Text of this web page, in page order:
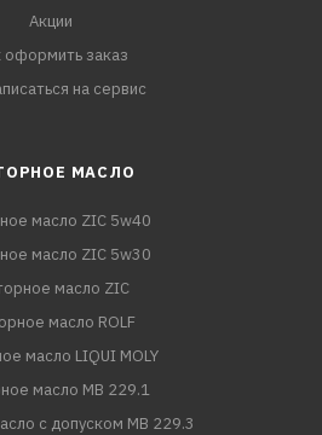
Акции
оформить заказ
на сервис
МАСЛО
масло ZIC 5w40
масло ZIC 5w30
масло ZIC
масло ROLF
масло LIQUI MOLY
масло MB 229.1
с допуском MB 229.3